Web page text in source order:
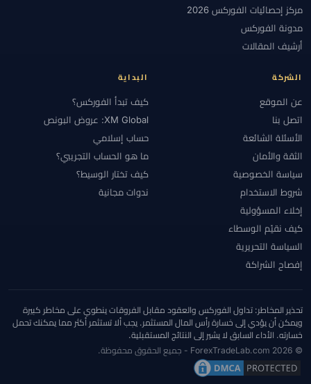
مركز إحصائيات الفوركس 2026
مدونة الفوركس
أرشيف المقالات
الشركة
عن الموقع
اتصل بنا
الأسئلة الشائعة
الثقة والأمان
سياسة الخصوصية
شروط الاستخدام
إخلاء المسؤولية
كيف نقيّم الوسطاء
السياسة التحريرية
إفصاح الشراكة
البداية
كيف تبدأ الفوركس؟
XM Global: عروض البونص
حساب إسلامي
ما هو الحساب التجريبي؟
كيف تختار الوسيط؟
ندوات مجانية
تحذير المخاطر: تداول الفوركس والعقود مقابل الفروقات ينطوي على مخاطر كبيرة
ويمكن أن يؤدي إلى خسارة رأس المال المستثمر. يجب ألا تستثمر أكثر مما يمكنك تحمل
خسارته. الأداء السابق لا يشير إلى النتائج المستقبلية.
© 2026 ForexTradeLab.com - جميع الحقوق محفوظة.